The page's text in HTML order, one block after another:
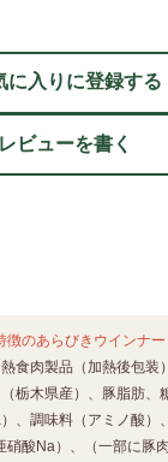
に入りに登録する
レビューを書く
徴のあらびきウインナー
食肉製品（加熱後包装）
栃木県産）、豚脂肪、
、調味料（アミノ酸）
酸Na）、（一部に豚肉